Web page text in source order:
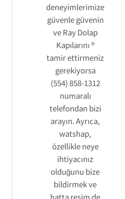
deneyimlerimize
güvenle güvenin
ve Ray Dolap
Kapılarını ®
tamir ettirmeniz
gerekiyorsa
(554) 858-1312
numaralı
telefondan bizi
arayın. Ayrıca,
watshap,
özellikle neye
ihtiyacınız
olduğunu bize
bildirmek ve
hatta resim de